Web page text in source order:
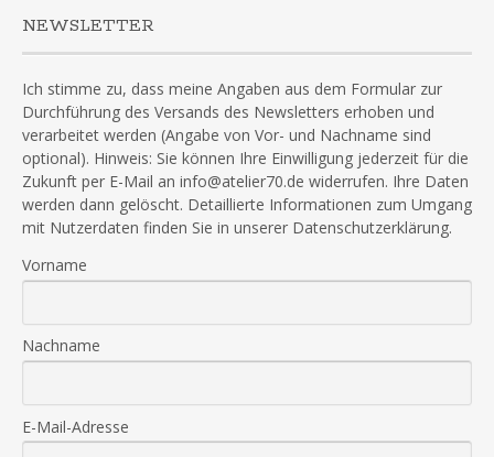
NEWSLETTER
Ich stimme zu, dass meine Angaben aus dem Formular zur
Durchführung des Versands des Newsletters erhoben und
verarbeitet werden (Angabe von Vor- und Nachname sind
optional). Hinweis: Sie können Ihre Einwilligung jederzeit für die
Zukunft per E-Mail an info@atelier70.de widerrufen. Ihre Daten
werden dann gelöscht. Detaillierte Informationen zum Umgang
mit Nutzerdaten finden Sie in unserer Datenschutzerklärung.
Vorname
Nachname
E-Mail-Adresse